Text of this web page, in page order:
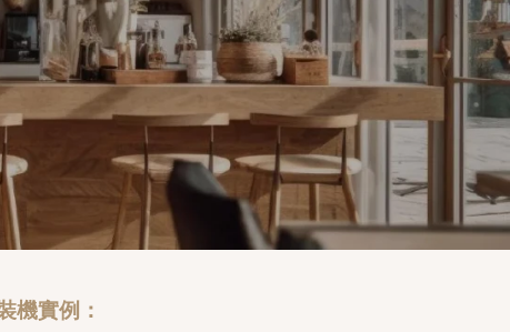
機實例：